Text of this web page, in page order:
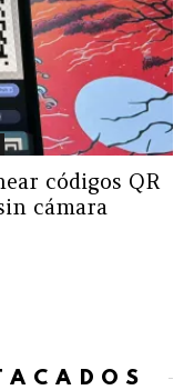
códigos QR
cámara